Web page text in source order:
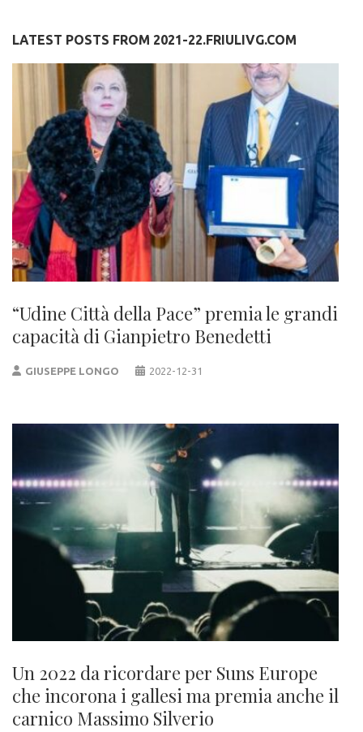
LATEST POSTS FROM 2021-22.FRIULIVG.COM
“Udine Città della Pace” premia le grandi
capacità di Gianpietro Benedetti
GIUSEPPE LONGO 2022-12-31
Un 2022 da ricordare per Suns Europe
che incorona i gallesi ma premia anche il
carnico Massimo Silverio